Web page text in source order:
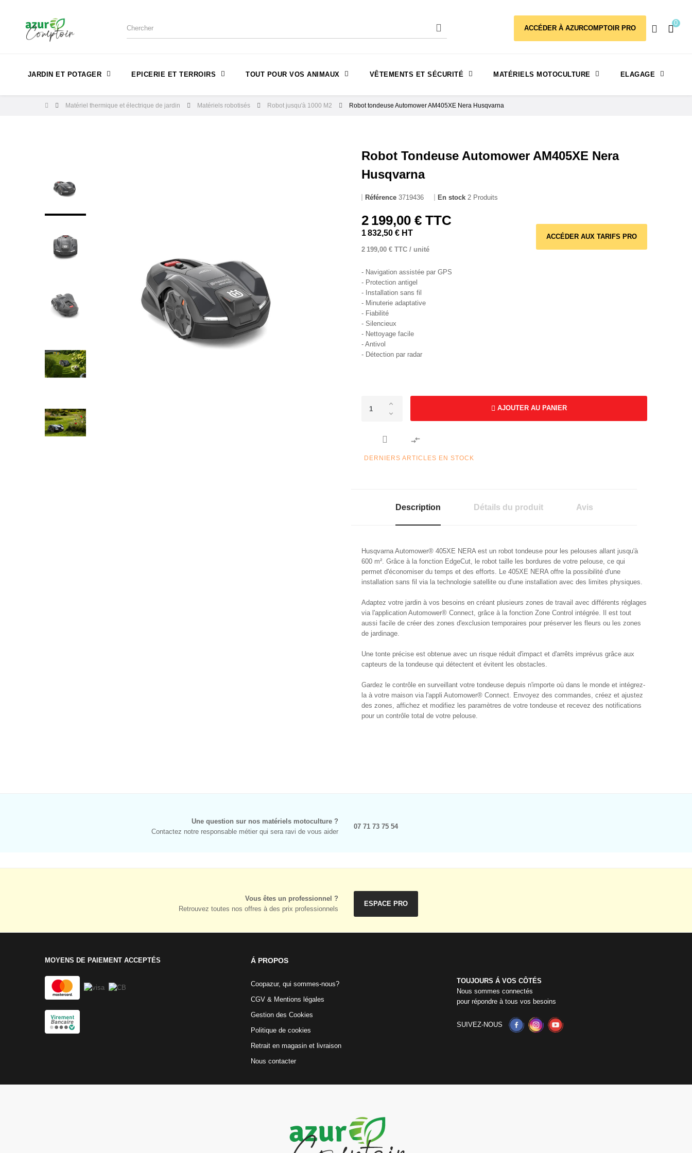
ACCÉDER À AZURCOMPTOIR PRO
0
JARDIN ET POTAGER EPICERIE ET TERROIRS TOUT POUR VOS ANIMAUX VÊTEMENTS ET SÉCURITÉ MATÉRIELS MOTOCULTURE ELAGAGE
Matériel thermique et électrique de jardin Matériels robotisés Robot jusqu'à 1000 M2 Robot tondeuse Automower AM405XE Nera Husqvarna
Robot Tondeuse Automower AM405XE Nera
Husqvarna
Référence 3719436 En stock 2 Produits
2 199,00 € TTC
1 832,50 € HT
2 199,00 € TTC / unité
ACCÉDER AUX TARIFS PRO
- Navigation assistée par GPS
- Protection antigel
- Installation sans fil
- Minuterie adaptative
- Fiabilité
- Silencieux
- Nettoyage facile
- Antivol
- Détection par radar
AJOUTER AU PANIER

DERNIERS ARTICLES EN STOCK
Description Détails du produit Avis
Husqvarna Automower® 405XE NERA est un robot tondeuse pour les pelouses allant jusqu'à
600 m². Grâce à la fonction EdgeCut, le robot taille les bordures de votre pelouse, ce qui
permet d'économiser du temps et des efforts. Le 405XE NERA offre la possibilité d'une
installation sans fil via la technologie satellite ou d'une installation avec des limites physiques.
Adaptez votre jardin à vos besoins en créant plusieurs zones de travail avec différents réglages
via l'application Automower® Connect, grâce à la fonction Zone Control intégrée. Il est tout
aussi facile de créer des zones d'exclusion temporaires pour préserver les fleurs ou les zones
de jardinage.
Une tonte précise est obtenue avec un risque réduit d'impact et d'arrêts imprévus grâce aux
capteurs de la tondeuse qui détectent et évitent les obstacles.
Gardez le contrôle en surveillant votre tondeuse depuis n'importe où dans le monde et intégrez-
la à votre maison via l'appli Automower® Connect. Envoyez des commandes, créez et ajustez
des zones, affichez et modifiez les paramètres de votre tondeuse et recevez des notifications
pour un contrôle total de votre pelouse.
Une question sur nos matériels motoculture ?
Contactez notre responsable métier qui sera ravi de vous aider
07 71 73 75 54
Vous êtes un professionnel ?
Retrouvez toutes nos offres à des prix professionnels
ESPACE PRO
MOYENS DE PAIEMENT ACCEPTÉS Á PROPOS
Coopazur, qui sommes-nous?
CGV & Mentions légales
Gestion des Cookies
Politique de cookies
Retrait en magasin et livraison
Nous contacter
TOUJOURS Á VOS CÔTÉS
Nous sommes connectés
pour répondre à tous vos besoins
SUIVEZ-NOUS